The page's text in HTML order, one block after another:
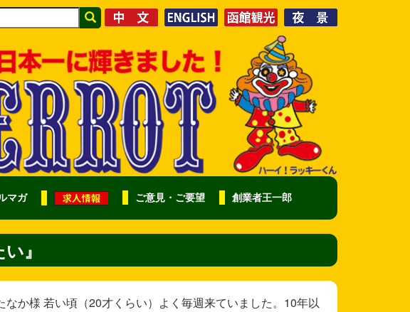
マガ ご意見・ご要望 創業者王一郎
』
か様 若い頃（20才くらい）よく毎週来ていました。10年以